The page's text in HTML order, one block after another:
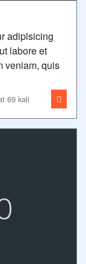
adipisicing
labore et
veniam, quis
69 kali